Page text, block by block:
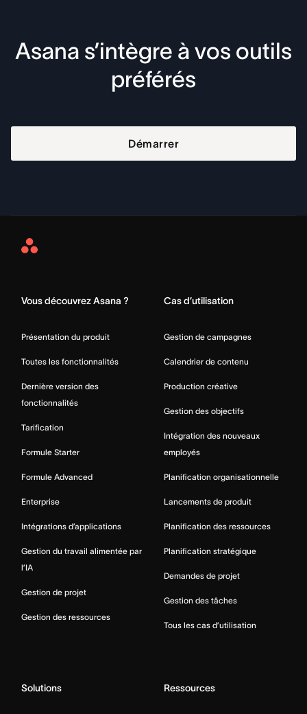
Asana s’intègre à vos outils
préférés
Démarrer
Asana
Vous découvrez Asana ?
Présentation du produit
Toutes les fonctionnalités
Dernière version des
fonctionnalités
Tarification
Formule Starter
Formule Advanced
Enterprise
Intégrations d’applications
Gestion du travail alimentée par
l’IA
Gestion de projet
Gestion des ressources
Cas d’utilisation
Gestion de campagnes
Calendrier de contenu
Production créative
Gestion des objectifs
Intégration des nouveaux
employés
Planification organisationnelle
Lancements de produit
Planification des ressources
Planification stratégique
Demandes de projet
Gestion des tâches
Tous les cas d’utilisation
Solutions Ressources